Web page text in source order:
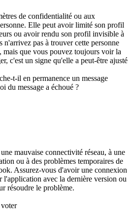
de confidentialité ou aux
Elle peut avoir limité son profil
ou avoir rendu son profil invisible à
n'arrivez pas à trouver cette personne
mais que vous pouvez toujours voir la
c'est un signe qu'elle a peut-être ajusté
t-il en permanence un message
du message a échoué ?
mauvaise connectivité réseau, à une
ou à des problèmes temporaires de
Assurez-vous d'avoir une connexion
l'application avec la dernière version ou
résoudre le problème.